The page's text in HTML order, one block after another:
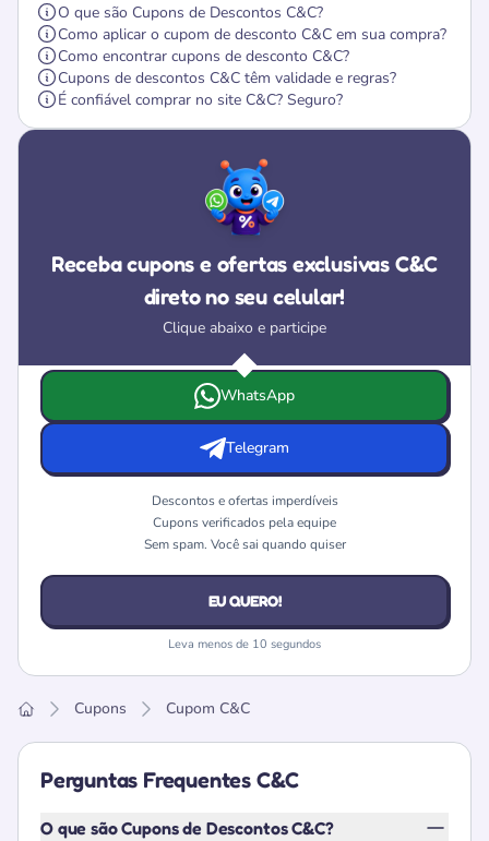
O que são Cupons de Descontos C&C?
Como aplicar o cupom de desconto C&C em sua compra?
Como encontrar cupons de desconto C&C?
Cupons de descontos C&C têm validade e regras?
É confiável comprar no site C&C? Seguro?
Receba cupons e ofertas exclusivas C&C
direto no seu celular!
Clique abaixo e participe
Escolha onde deseja receber as ofertas e cupons da C&C
WhatsApp
Telegram
Descontos e ofertas imperdíveis
Cupons verificados pela equipe
Sem spam. Você sai quando quiser
EU QUERO!
Leva menos de 10 segundos
Cupons Cupom C&C
Perguntas Frequentes C&C
O que são Cupons de Descontos C&C?